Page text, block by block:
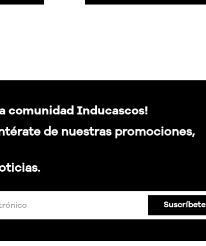
comunidad Inducascos!
de nuestras promociones,
Suscríbete